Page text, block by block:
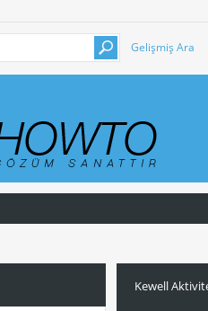
Gelişmiş Ara
Kewell